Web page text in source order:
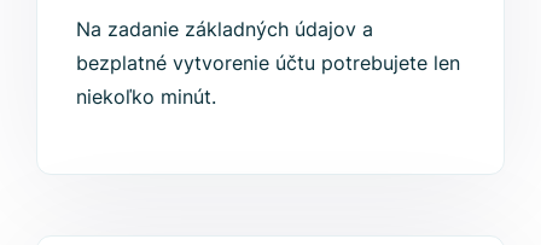
Na zadanie základných údajov a
bezplatné vytvorenie účtu potrebujete len
niekoľko minút.